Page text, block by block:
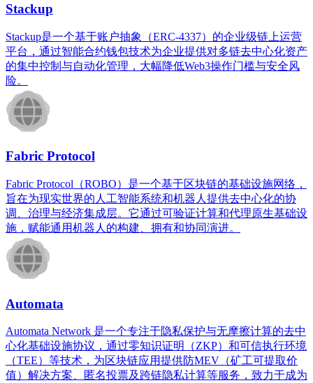
​Stackup
Stackup是一个基于账户抽象（ERC-4337）的企业级链上运营
平台，通过智能合约钱包技术为企业提供对多链去中心化资产
的集中控制与自动化管理，大幅降低Web3操作门槛与安全风
险。
Fabric Protocol
Fabric Protocol（ROBO）是一个基于区块链的基础设施网络，
旨在为现实世界的人工智能系统和机器人提供去中心化的协
调、治理与经济集成层。它通过可验证计算和代理原生基础设
施，赋能通用机器人的构建、拥有和协同演进。
Automata
Automata Network 是一个专注于隐私保护与无摩擦计算的去中
心化基础设施协议，通过零知识证明（ZKP）和可信执行环境
（TEE）等技术，为区块链应用提供防MEV（矿工可提取价
值）解决方案、匿名投票及跨链隐私计算等服务，致力于成为